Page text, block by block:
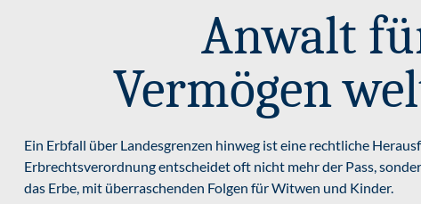
Anwalt
Vermögen
Ein Erbfall über Landesgrenzen hinweg ist eine rechtliche
Erbrechtsverordnung entscheidet oft nicht mehr der Pass,
das Erbe, mit überraschenden Folgen für Witwen und Kinder.